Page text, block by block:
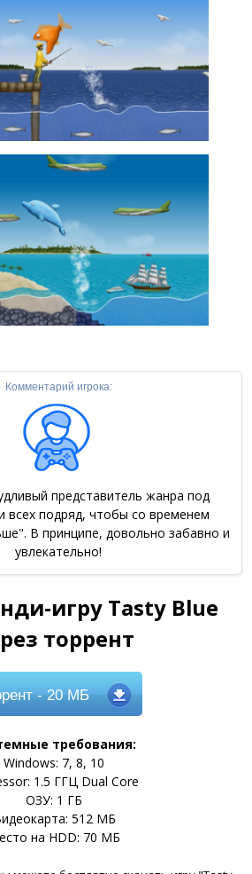
Комментарий игрока:
представитель жанра под
всех подряд, чтобы со временем
В принципе, довольно забавно и
увлекательно!
игру Tasty Blue
торрент
- 20 МБ
требования:
Windows: 7, 8, 10
1.5 ГГЦ Dual Core
ОЗУ: 1 ГБ
512 МБ
на HDD: 70 МБ